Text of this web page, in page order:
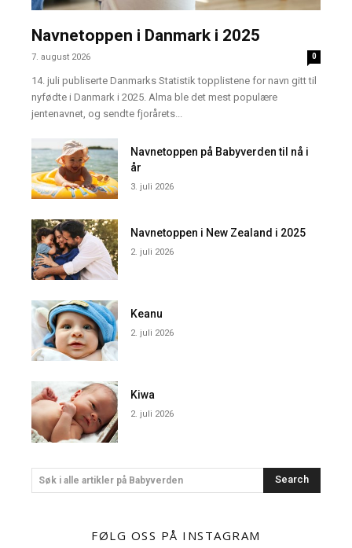
Navnetoppen i Danmark i 2025
7. august 2026 0
14. juli publiserte Danmarks Statistik topplistene for navn gitt til
nyfødte i Danmark i 2025. Alma ble det mest populære
jentenavnet, og sendte fjorårets...
Navnetoppen på Babyverden til nå i
år
3. juli 2026
Navnetoppen i New Zealand i 2025
2. juli 2026
Keanu
2. juli 2026
Kiwa
2. juli 2026
Søk i alle artikler på Babyverden Search
FØLG OSS PÅ INSTAGRAM